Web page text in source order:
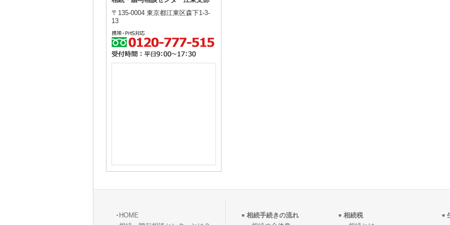
〒135-0004 東京都江東区森下1-3-
13
HOME
相続手続きの流れ
相続税